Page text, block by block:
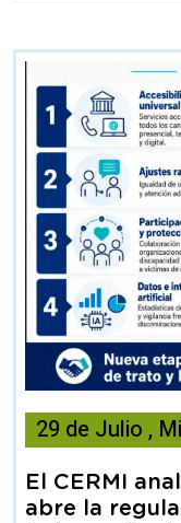
noticia
Articulo
29 de Julio ,
El CERMI
abre la